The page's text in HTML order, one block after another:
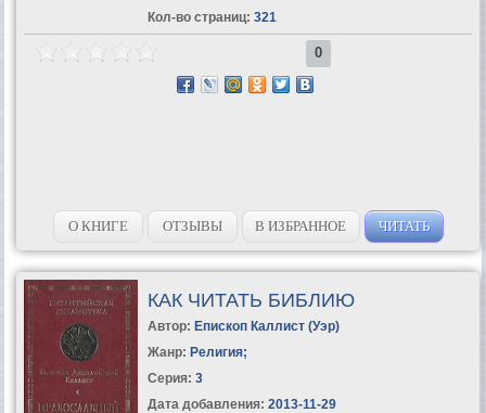
Кол-во страниц: 321
0
О КНИГЕ ОТЗЫВЫ В ИЗБРАННОЕ ЧИТАТЬ
КАК ЧИТАТЬ БИБЛИЮ
Автор: Епископ Каллист (Уэр)
Жанр: Религия;
Серия: 3
Дата добавления: 2013-11-29